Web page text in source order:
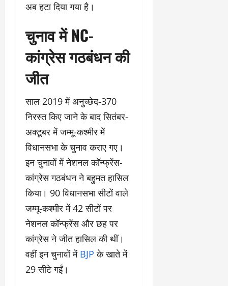
अब हटा दिया गया है।
चुनाव में NC-
कांग्रेस गठबंधन की
जीत
साल 2019 में अनुच्छेद-370
निरस्त किए जाने के बाद सितंबर-
अक्टूबर में जम्मू-कश्मीर में
विधानसभा के चुनाव कराए गए।
इन चुनावों में नेशनल कॉन्फ्रेंस-
कांग्रेस गठबंधन ने बहुमत हासिल
किया। 90 विधानसभा सीटों वाले
जम्मू-कश्मीर में 42 सीटों पर
नेशनल कॉन्फ्रेंस और छह पर
कांग्रेस ने जीत हासिल की थीं।
वहीं इन चुनावों में BJP के खाते में
29 सीटे गईं।